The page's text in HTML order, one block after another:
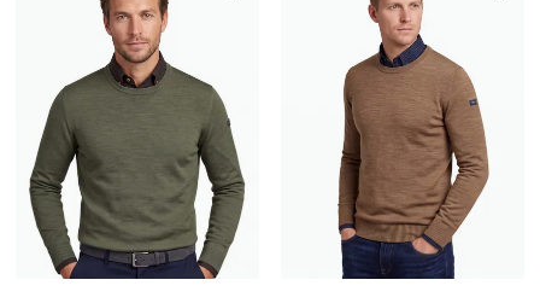
Toevoegen aan favorieten